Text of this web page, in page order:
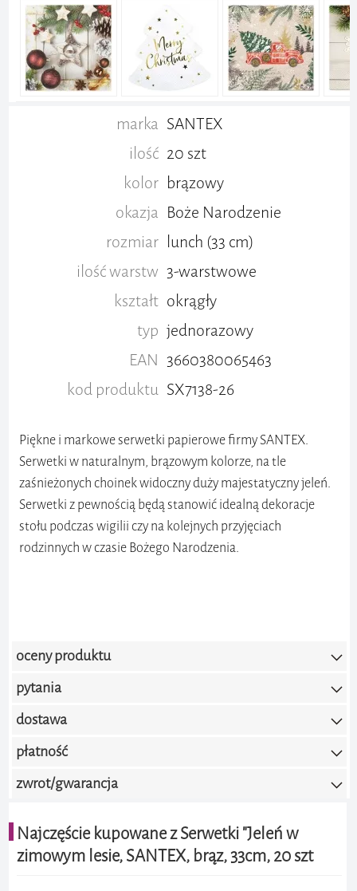
marka SANTEX
ilość 20 szt
kolor brązowy
okazja Boże Narodzenie
rozmiar lunch (33 cm)
ilość warstw 3-warstwowe
kształt okrągły
typ jednorazowy
EAN 3660380065463
kod produktu SX7138-26
Piękne i markowe serwetki papierowe firmy SANTEX.
Serwetki w naturalnym, brązowym kolorze, na tle
zaśnieżonych choinek widoczny duży majestatyczny jeleń.
Serwetki z pewnością będą stanowić idealną dekoracje
stołu podczas wigilii czy na kolejnych przyjęciach
rodzinnych w czasie Bożego Narodzenia.
oceny produktu
Dodaj ocenę
pytania
dostawa
płatność
zwrot/gwarancja
Najczęście kupowane z Serwetki "Jeleń w
zimowym lesie, SANTEX, brąz, 33cm, 20 szt